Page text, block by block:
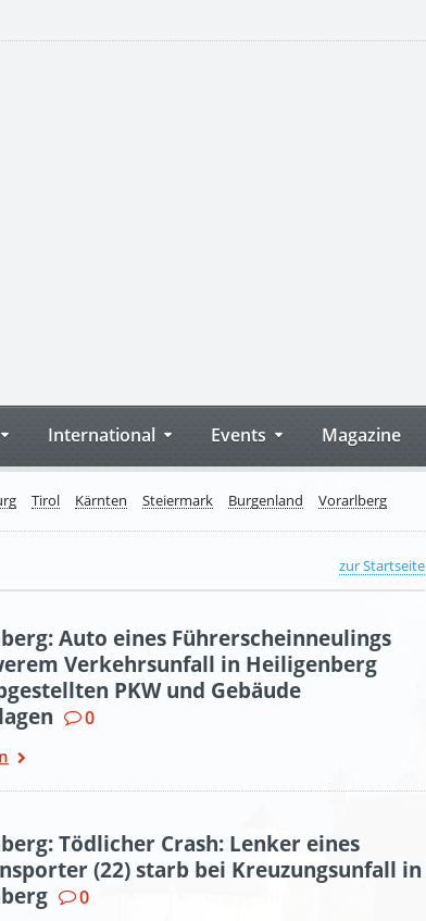
International Events Magazine
Tirol Kärnten Steiermark Burgenland Vorarlberg
zur Startseite
Auto eines Führerscheinneulings
Verkehrsunfall in Heiligenberg
PKW und Gebäude
0
Tödlicher Crash: Lenker eines
(22) starb bei Kreuzungsunfall in
0